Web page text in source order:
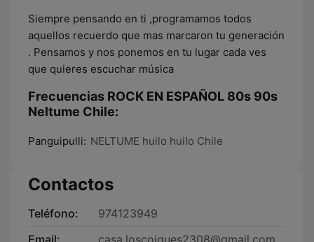
Siempre pensando en ti ,programamos todos
aquellos recuerdo que mas marcaron tu generación
. Pensamos y nos ponemos en tu lugar cada ves
que quieres escuchar música
Frecuencias ROCK EN ESPAÑOL 80s 90s
Neltume Chile:
Panguipulli: NELTUME huilo huilo Chile
Contactos
Teléfono:
974123949
Email:
casa.loscoigues2308@gmail.com